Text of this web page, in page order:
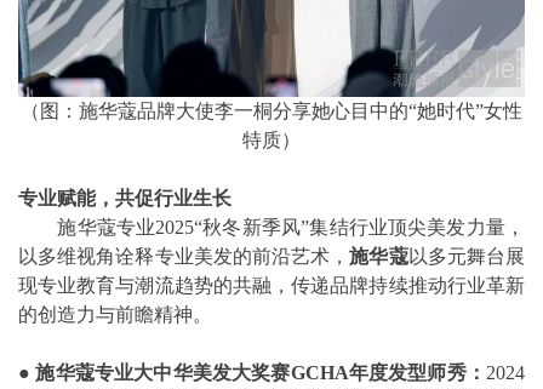
（图：施华蔻品牌大使李一桐分享她心目中的“她时代”女性
特质）
专业赋能，共促行业生长
施华蔻专业2025“秋冬新季风”集结行业顶尖美发力量，
以多维视角诠释专业美发的前沿艺术，施华蔻以多元舞台展
现专业教育与潮流趋势的共融，传递品牌持续推动行业革新
的创造力与前瞻精神。
●施华蔻专业大中华美发大奖赛GCHA年度发型师秀： 2024